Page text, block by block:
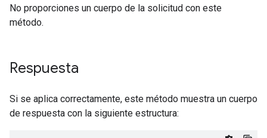
No proporciones un cuerpo de la solicitud con este
método.
Respuesta
Si se aplica correctamente, este método muestra un cuerpo
de respuesta con la siguiente estructura: